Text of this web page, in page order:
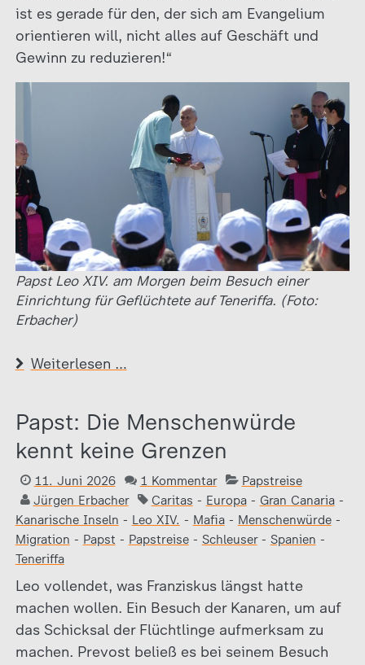
ist es gerade für den, der sich am Evangelium
orientieren will, nicht alles auf Geschäft und
Gewinn zu reduzieren!“
Papst Leo XIV. am Morgen beim Besuch einer
Einrichtung für Geflüchtete auf Teneriffa. (Foto:
Erbacher)
Weiterlesen …
Papst: Die Menschenwürde
kennt keine Grenzen
11. Juni 2026 1 Kommentar
Papstreise
Jürgen Erbacher
Caritas - Europa- Gran Canaria-
Kanarische Inseln - Leo XIV. - Mafia- Menschenwürde-
Migration - Papst - Papstreise- Schleuser- Spanien -
Teneriffa
Leo vollendet, was Franziskus längst hatte
machen wollen. Ein Besuch der Kanaren, um auf
das Schicksal der Flüchtlinge aufmerksam zu
machen. Prevost beließ es bei seinem Besuch